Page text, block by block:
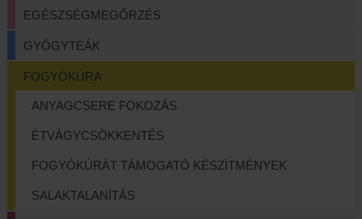
EGÉSZSÉGMEGŐRZÉS
GYÓGYTEÁK
FOGYÓKÚRA
ANYAGCSERE FOKOZÁS
ÉTVÁGYCSÖKKENTÉS
FOGYÓKÚRÁT TÁMOGATÓ KÉSZÍTMÉNYEK
SALAKTALANÍTÁS